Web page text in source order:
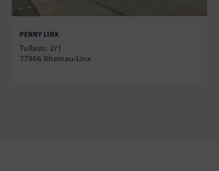
PENNY LINX
Tullastr. 2/1
77866 Rheinau-Linx